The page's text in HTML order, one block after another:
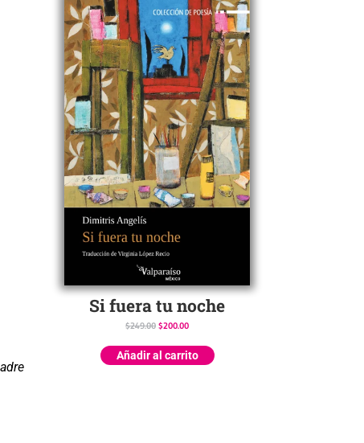
Si fuera tu noche
$249.00 $200.00
Añadir al carrito